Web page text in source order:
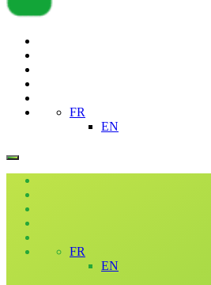
FR
EN
FR
EN